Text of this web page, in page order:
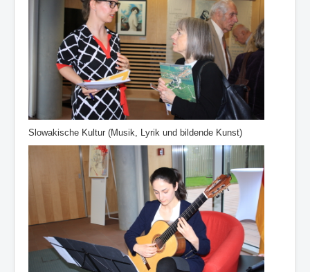
Slowakische Kultur (Musik, Lyrik und bildende Kunst)